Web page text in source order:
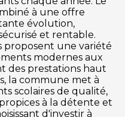
à une offre
évolution,
et rentable.
proposent une variété
modernes aux
des prestations haut
la commune met à
scolaires de qualité,
à la détente et
d'investir à